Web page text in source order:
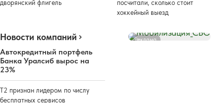
дворянский флигель
посчитали, сколько стоит
хоккейный выезд
Новости компаний
Автокредитный портфель
Банка Уралсиб вырос на
23%
Т2 признан лидером по числу
бесплатных сервисов
Реклама